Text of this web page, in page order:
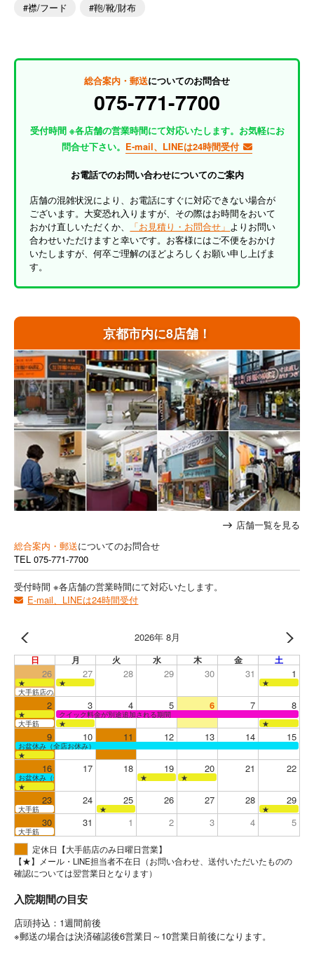
京都市内に8店舗！
店舗一覧を見る
総合案内・郵送についてのお問合せ
TEL 075-771-7700
受付時間 ※各店舗の営業時間にて対応いたします。
E-mail、LINEは24時間受付
2026年 8月
日 月 火 水 木 金 土
26 27 28 29 30 31 1
★ ★
★
大手筋店のみ営業
2 3 4 5 6 7 8
★
クイック料金が別途追加される期間
大手筋
★ ★
9 10 11 12 13 14 15
お盆休み（全店お休み）
★
16 17 18 19 20 21 22
お盆休み（全店お休み） ★
★
★
23 24 25 26 27 28 29
大手筋 ★ ★
30 31 1 2 3 4 5
大手筋
定休日【大手筋店のみ日曜日営業】
【★】メール・LINE担当者不在日（お問い合わせ、送付いただいたものの
確認については翌営業日となります）
入院期間の目安
店頭持込：1週間前後
※郵送の場合は決済確認後6営業日～10営業日前後になります。
襟/フード
鞄/靴/財布
総合案内・郵送についてのお問合せ
075-771-7700
受付時間 ※各店舗の営業時間にて対応いたします。お気軽にお
問合せ下さい。 E-mail、LINEは24時間受付
お電話でのお問い合わせについてのご案内
店舗の混雑状況により、お電話にすぐに対応できない場合が
ございます。大変恐れ入りますが、その際はお時間をおいて
おかけ直しいただくか、
「お見積り・お問合せ」 よりお問い
合わせいただけますと幸いです。お客様にはご不便をおかけ
いたしますが、何卒ご理解のほどよろしくお願い申し上げま
す。